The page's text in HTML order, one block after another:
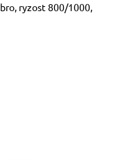
ryzost 800/1000,